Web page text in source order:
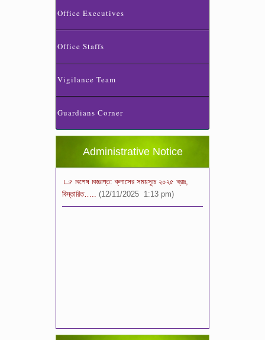
Office Executives
Office Staffs
Vigilance Team
Guardians Corner
Administrative Notice
স্কুলের ছুটির তালিকা ও বর্ষপঞ্জি – ২০২৬
(20/07/2026 2:14 pm)
শ্রেণি পযর্ন্ত ফরম বিতরন চলছে… বিস্তারিত
বিশেষ বিজ্ঞপ্তি: ক্লাসের সময়সূচি ২০২৫ খ্রীঃ,
বিস্তারিত….. (12/11/2025 1:13 pm)